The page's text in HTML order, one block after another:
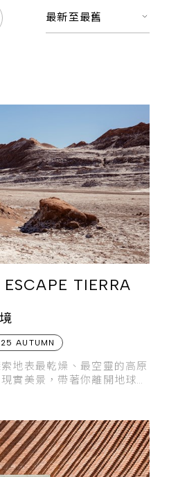
最新至最舊
TIERRA
AUTUMN
地表最乾燥、最空靈的高原
實美景，帶著你離開地球、